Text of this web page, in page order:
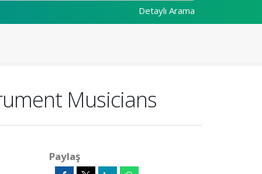
Detaylı Arama
Musicians
Paylaş